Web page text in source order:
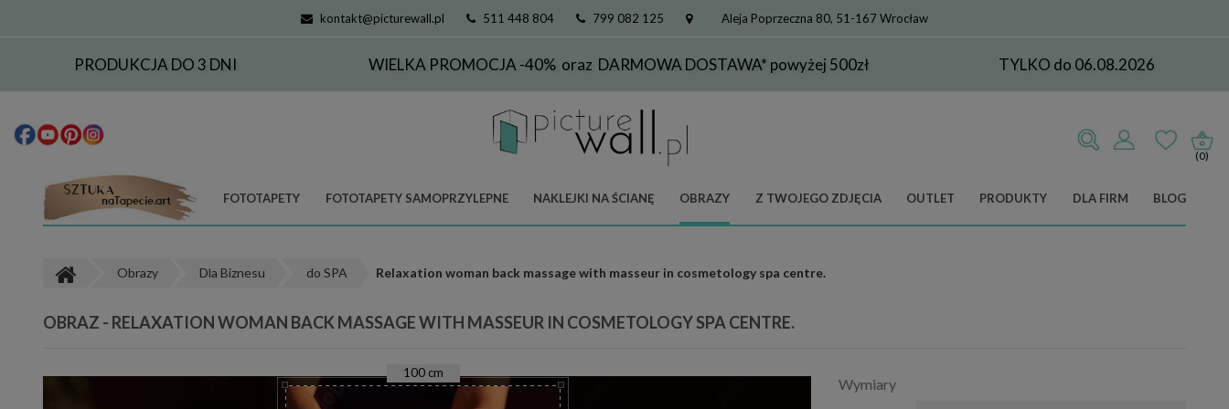
kontakt@picturewall.pl 511 448 804 799 082 125 Aleja Poprzeczna 80, 51-167 Wrocław
PRODUKCJA DO 3 DNI WIELKA PROMOCJA -40% oraz DARMOWA DOSTAWA* powyżej 500zł TYLKO do 06.08.2026
(0)
FOTOTAPETY FOTOTAPETY SAMOPRZYLEPNE NAKLEJKI NA ŚCIANĘ OBRAZY Z TWOJEGO ZDJĘCIA OUTLET PRODUKTY DLA FIRM BLOG
Obrazy Dla Biznesu do SPA Relaxation woman back massage with masseur in cosmetology spa centre.
OBRAZ - RELAXATION WOMAN BACK MASSAGE WITH MASSEUR IN COSMETOLOGY SPA CENTRE.
100cm
Wymiary